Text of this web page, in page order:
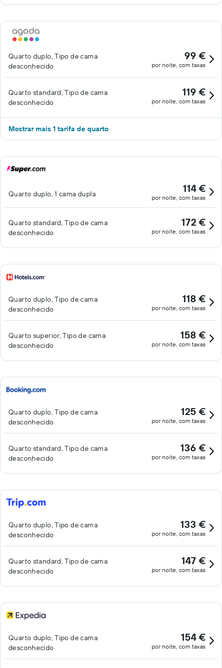
Quarto duplo, Tipo de cama
desconhecido
99 €
por noite, com taxas
Quarto standard, Tipo de cama
desconhecido
119 €
por noite, com taxas
Mostrar mais 1 tarifa de quarto
Quarto duplo, 1 cama dupla 114 €
por noite, com taxas
Quarto standard, Tipo de cama
desconhecido
172 €
por noite, com taxas
Quarto duplo, Tipo de cama
desconhecido
118 €
por noite, com taxas
Quarto superior, Tipo de cama
desconhecido
158 €
por noite, com taxas
Quarto duplo, Tipo de cama
desconhecido
125 €
por noite, com taxas
Quarto standard, Tipo de cama
desconhecido
136 €
por noite, com taxas
Quarto duplo, Tipo de cama
desconhecido
133 €
por noite, com taxas
Quarto standard, Tipo de cama
desconhecido
147 €
por noite, com taxas
Quarto duplo, Tipo de cama
desconhecido
154 €
por noite, com taxas